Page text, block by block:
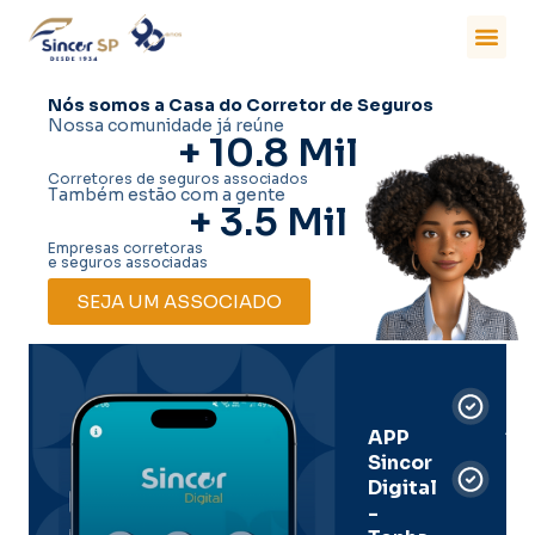
Nós somos a Casa do Corretor de Seguros
Nossa comunidade já reúne
+ 10.8 Mil
Corretores de seguros associados
Também estão com a gente
+ 3.5 Mil
Empresas corretoras
e seguros associadas
SEJA UM ASSOCIADO
APP
Sincor
Digital
-